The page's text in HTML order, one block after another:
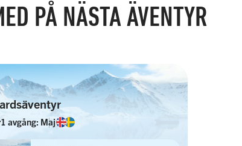
PÅ NÄSTA ÄVENTYR
1 avgång: Maj